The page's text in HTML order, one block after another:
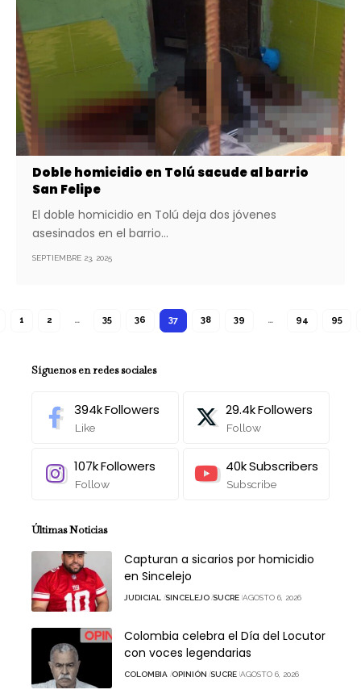
Doble homicidio en Tolú sacude al barrio
San Felipe
El doble homicidio en Tolú deja dos jóvenes
asesinados en el barrio…
SEPTIEMBRE 23, 2025
1 2 … 35 36 37 38 39 … 94 95
Síguenos en redes sociales
394kFollowers
Like
29.4kFollowers
Follow
107kFollowers
Follow
40kSubscribers
Subscribe
Últimas Noticias
Capturan a sicarios por homicidio
en Sincelejo
JUDICIAL SINCELEJO SUCRE AGOSTO 6, 2026
Colombia celebra el Día del Locutor
con voces legendarias
COLOMBIA OPINIÓN SUCRE AGOSTO 6, 2026